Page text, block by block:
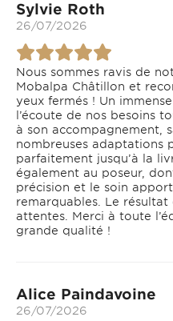
Sylvie Roth
26/07/2026
Nous sommes ravis de
Mobalpa Châtillon et
yeux fermés ! Un
l’écoute de nos besoins
à son accompagnement,
nombreuses adaptations
parfaitement jusqu’à la
également au poseur,
précision et le soin
remarquables. Le
attentes. Merci à toute
grande qualité !
Alice Paindavoine
26/07/2026